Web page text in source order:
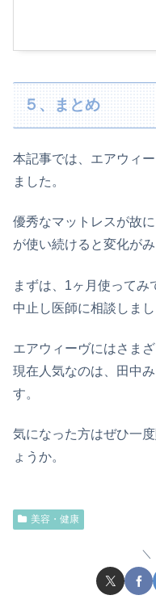
５、まとめ
本記事では、エアウィ
ました。
優秀なマットレスが故
が使い続けると変化が
まずは、1ヶ月使ってみ
中止し医師に相談しまし
エアウィーヴにはさま
現在人気なのは、田中
す。
気になった方はぜひ一
ょうか。
美容・健康